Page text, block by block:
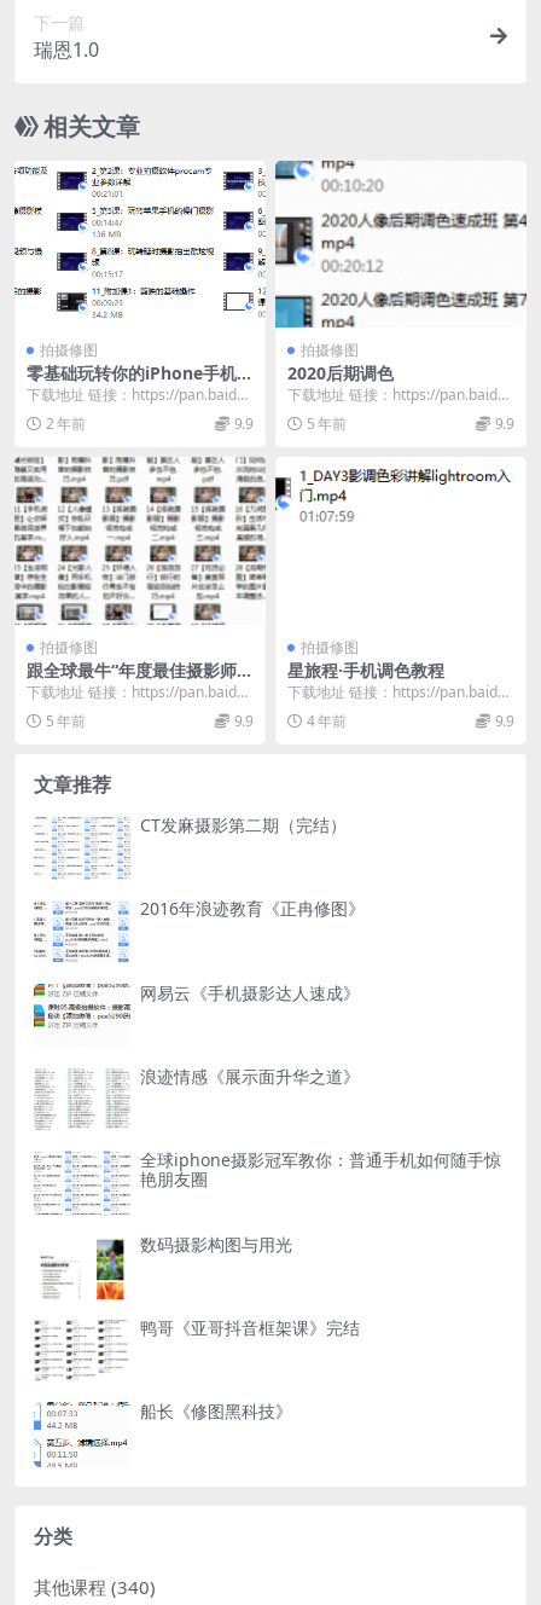
下一篇
瑞恩1.0
相关文章
拍摄修图
零基础玩转你的iPhone手机摄
影功能 _ 杨老师讲摄影
下载地址 链接：https://pan.baidu.
com/s/1AdQyNx9...
2 年前 9.9
拍摄修图
2020后期调色
下载地址 链接：https://pan.baidu.
com/s/1-74QUbF...
5 年前 9.9
拍摄修图
跟全球最牛“年度最佳摄影师”
学摄影！（完结）
下载地址 链接：https://pan.baidu.
com/s/1B9_sezT...
5 年前 9.9
拍摄修图
星旅程·手机调色教程
下载地址 链接：https://pan.baidu.
com/s/1mlGgJFZ...
4 年前 9.9
文章推荐
CT发麻摄影第二期（完结）
2016年浪迹教育《正冉修图》
网易云《手机摄影达人速成》
浪迹情感《展示面升华之道》
全球iphone摄影冠军教你：普通手机如何随手惊
艳朋友圈
数码摄影构图与用光
鸭哥《亚哥抖音框架课》完结
船长《修图黑科技》
分类
其他课程 (340)